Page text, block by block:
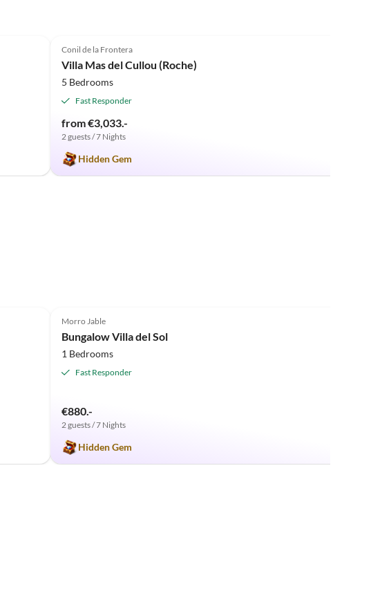
Conil de la Frontera
Villa Mas del Cullou (Roche)
5 Bedrooms
Fast Responder
from €3,033.-
2 guests / 7 Nights
Hidden Gem
Morro Jable
Bungalow Villa del Sol
1 Bedrooms
Fast Responder
€880.-
2 guests / 7 Nights
Hidden Gem